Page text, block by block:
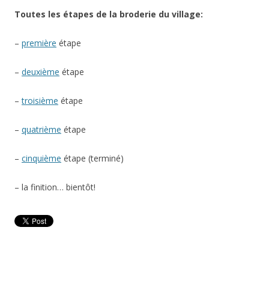
Toutes les étapes de la broderie du village:
– première étape
– deuxième étape
–troisième étape
– quatrième étape
– cinquième étape (terminé)
– la finition… bientôt!